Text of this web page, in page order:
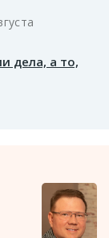
дела, а то,